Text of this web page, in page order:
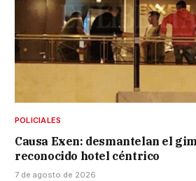
POLICIALES
Causa Exen: desmantelan el
reconocido hotel céntrico
7 de agosto de 2026